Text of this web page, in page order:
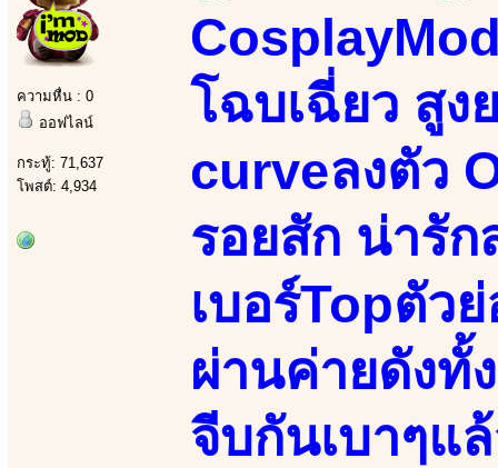
ความหื่น : 0
ออฟไลน์
กระทู้: 71,637
โพสต์: 4,934
โฉบเฉี่ยว สูง
curveลงตัว
รอยสัก น่ารั
เบอร์Topตัว
ผ่านค่ายดังทั้
จีบกันเบาๆแ